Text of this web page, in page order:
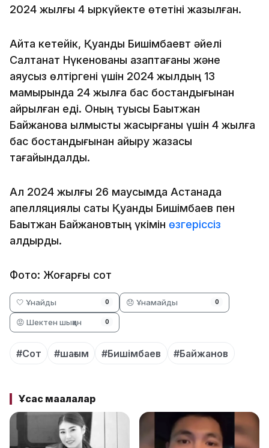
2024 жылғы 4 қыркүйекте өтетіні жазылған.
Айта кетейік, Қуандық Бишімбаевт әйелі
Салтанат Нүкенованы азаптағаны және
аяусыз өлтіргені үшін 2024 жылдың 13
мамырында 24 жылға бас бостандығынан
айрылған еді. Оның туысы Бақытжан
Байжановқа қылмысты жасырғаны үшін 4 жылға
бас бостандығынан айыру жазасы
тағайындалды.
Ал 2024 жылғы 26 маусымда Астанада
апелляциялық саты Қуандық Бишімбаев пен
Бақытжан Байжановтың үкімін өзгеріссіз
қалдырды.
Фото: Жоғарғы сот
🤍 Ұнайды 0 😞 Ұнамайды 0
😡 Шектен шыққан 0
#Сот #шағым #Бишімбаев #Байжанов
Ұқсас мақалалар